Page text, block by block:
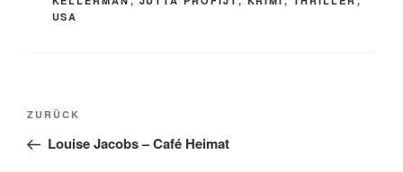
USA
Beitragsnavigation
Vorheriger
Beitrag
ZURÜCK
Louise Jacobs – Café Heimat